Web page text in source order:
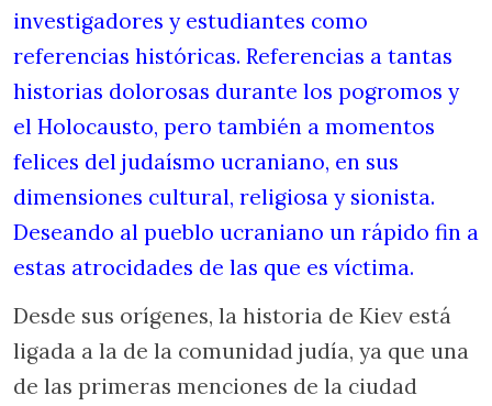
investigadores y estudiantes como
referencias históricas. Referencias a tantas
historias dolorosas durante los pogromos y
el Holocausto, pero también a momentos
felices del judaísmo ucraniano, en sus
dimensiones cultural, religiosa y sionista.
Deseando al pueblo ucraniano un rápido fin a
estas atrocidades de las que es víctima.
Desde sus orígenes, la historia de Kiev está
ligada a la de la comunidad judía, ya que una
de las primeras menciones de la ciudad